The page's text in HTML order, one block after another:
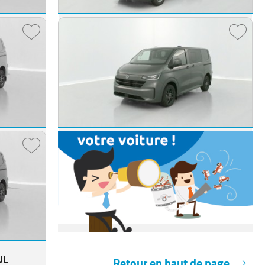
DSG7
€ 63 920 €
dès1 044€/mois
€
Volkswagen Transporter Fg VUL
2025 -10 km
50 720 €
dès828 €/mois